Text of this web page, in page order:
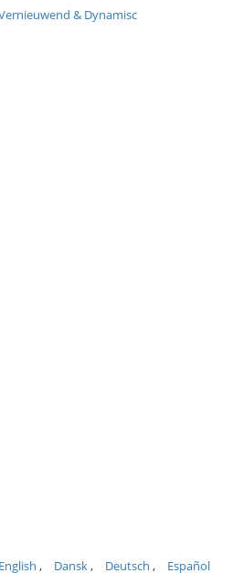
& Dynamisc
English Dansk Deutsch Español